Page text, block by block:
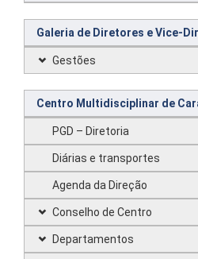
Galeria de Diretores e Vice-
Gestões
Centro Multidisciplinar de
PGD – Diretoria
Diárias e transportes
Agenda da Direção
Conselho de Centro
Departamentos